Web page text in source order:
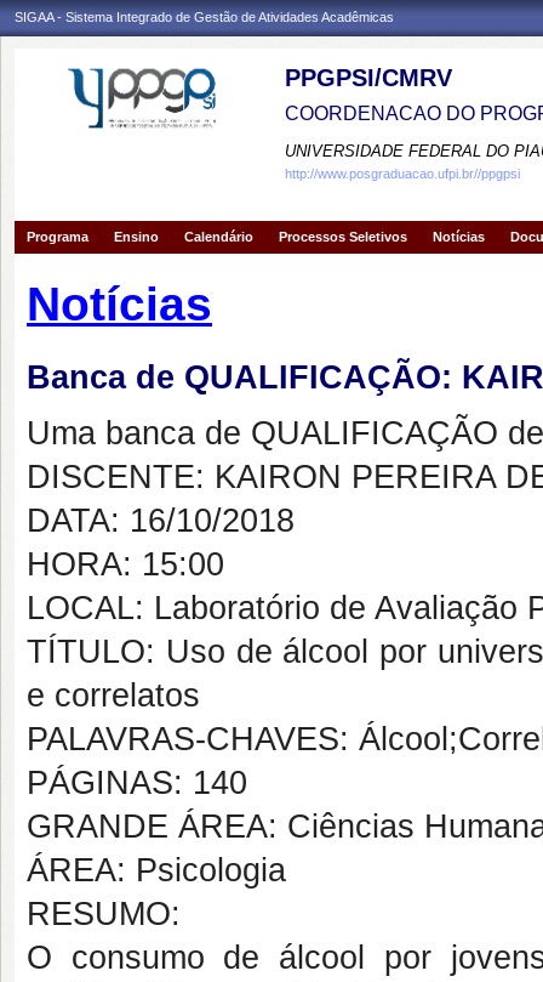
SIGAA - Sistema Integrado de Gestão de Atividades Acadêmicas
PPGPSI/CMRV
COORDENACAO DO
UNIVERSIDADE FEDERAL DO
http://www.posgraduacao.ufpi.br//ppgpsi
Programa Ensino Calendário Processos Seletivos Notícias
Notícias
Banca de QUALIFICAÇÃO:
Uma banca de QUALIFICAÇÃO
DISCENTE: KAIRON PEREIRA
DATA: 16/10/2018
HORA: 15:00
LOCAL: Laboratório de Avaliação
TÍTULO: Uso de álcool por
e correlatos
PALAVRAS-CHAVES:
PÁGINAS: 140
GRANDE ÁREA: Ciências
ÁREA: Psicologia
RESUMO:
O consumo de álcool por